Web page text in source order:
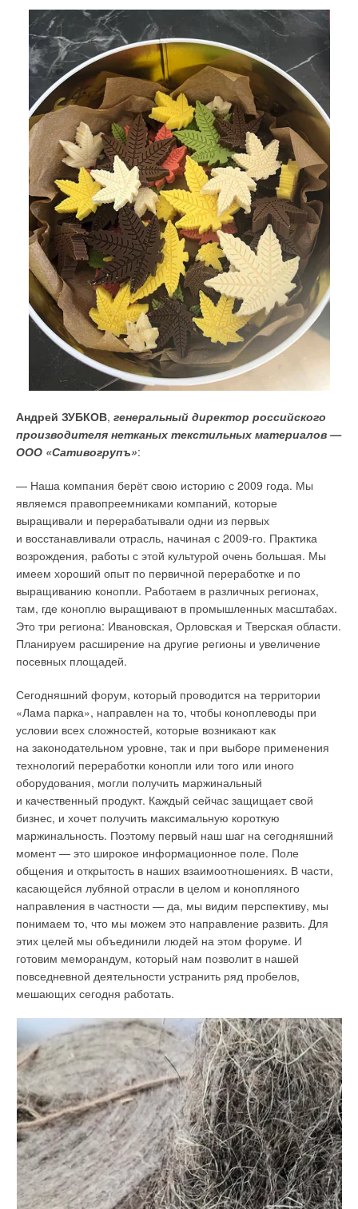
Андрей ЗУБКОВ, генеральный директор российского
производителя нетканых текстильных материалов —
ООО «Сативогрупъ»:
— Наша компания берёт свою историю с 2009 года. Мы
являемся правопреемниками компаний, которые
выращивали и перерабатывали одни из первых
и восстанавливали отрасль, начиная с 2009-го. Практика
возрождения, работы с этой культурой очень большая. Мы
имеем хороший опыт по первичной переработке и по
выращиванию конопли. Работаем в различных регионах,
там, где коноплю выращивают в промышленных масштабах.
Это три региона: Ивановская, Орловская и Тверская области.
Планируем расширение на другие регионы и увеличение
посевных площадей.
Сегодняшний форум, который проводится на территории
«Лама парка», направлен на то, чтобы коноплеводы при
условии всех сложностей, которые возникают как
на законодательном уровне, так и при выборе применения
технологий переработки конопли или того или иного
оборудования, могли получить маржинальный
и качественный продукт. Каждый сейчас защищает свой
бизнес, и хочет получить максимальную короткую
маржинальность. Поэтому первый наш шаг на сегодняшний
момент — это широкое информационное поле. Поле
общения и открытость в наших взаимоотношениях. В части,
касающейся лубяной отрасли в целом и конопляного
направления в частности — да, мы видим перспективу, мы
понимаем то, что мы можем это направление развить. Для
этих целей мы объединили людей на этом форуме. И
готовим меморандум, который нам позволит в нашей
повседневной деятельности устранить ряд пробелов,
мешающих сегодня работать.